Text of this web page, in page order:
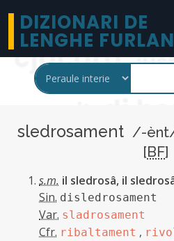
DIZIONARI DE
LENGHE
sledrosament /-
[BF]
s.m. il sledrosâ, il
Sin. disledrosament
Var. sladrosament
Cfr. ribaltament ,